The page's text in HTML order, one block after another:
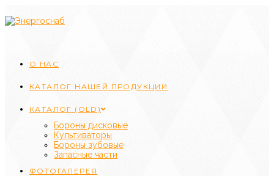
к
содержимому
О НАС
КАТАЛОГ НАШЕЙ ПРОДУКЦИИ
КАТАЛОГ (OLD)
Бороны дисковые
Культиваторы
Бороны зубовые
Запасные части
ФОТОГАЛЕРЕЯ